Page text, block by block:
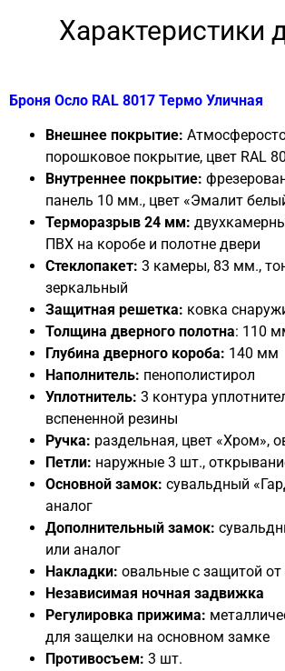
Характеристики
Броня Осло RAL 8017 Термо Уличная
Внешнее покрытие:
порошковое покрытие, цвет RAL
Внутреннее покрытие:
панель 10 мм., цвет «Эмалит
Терморазрыв 24 мм:
ПВХ на коробе и полотне двери
Стеклопакет: 3 камеры, 83 мм.,
зеркальный
Защитная решетка: ковка
Толщина дверного полотна: 110
Глубина дверного короба: 140 мм
Наполнитель: пенополистирол
Уплотнитель: 3 контура
вспененной резины
Ручка: раздельная, цвет «Хром»,
Петли: наружные 3 шт.,
Основной замок: сувальдный
аналог
Дополнительный замок:
или аналог
Накладки: овальные с защитой от
Независимая ночная задвижка
Регулировка прижима:
для защелки на основном замке
Противосъем: 3 шт.